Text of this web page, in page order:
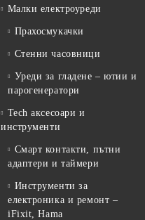
Малки електроуреди
Прахосмукачки
Стенни часовници
Уреди за гладене – ютии и
парогенератори
Tech аксесоари и
инструменти
Смарт контакти, пътни
адаптери и таймери
Инструменти за
електроника и ремонт –
iFixit, Hama